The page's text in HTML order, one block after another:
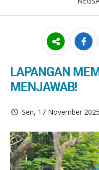
E-LEARNING
RICO KHARIST ZEIN
RISKI LUTFIANI
ALUMNI
ADIWIYATA
LAPANGAN
MENJAWAB!
Sen, 17 November 2025